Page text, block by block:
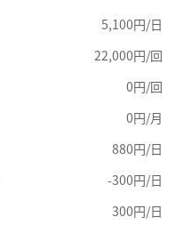
5,100円/日
22,000円/回
0円/回
0円/月
880円/日
-300円/日
300円/日